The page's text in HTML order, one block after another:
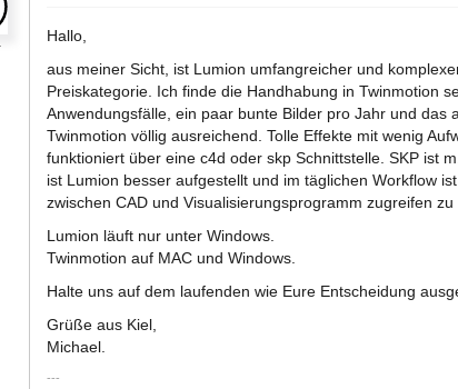
Hallo,
aus meiner Sicht, ist Lumion umfangreicher und
Preiskategorie. Ich finde die Handhabung in Twinmotion
Anwendungsfälle, ein paar bunte Bilder pro Jahr und das
Twinmotion völlig ausreichend. Tolle Effekte mit wenig
funktioniert über eine c4d oder skp Schnittstelle. SKP ist
ist Lumion besser aufgestellt und im täglichen Workflow
zwischen CAD und Visualisierungsprogramm zugreifen zu
Lumion läuft nur unter Windows.
Twinmotion auf MAC und Windows.
Halte uns auf dem laufenden wie Eure Entscheidung
Grüße aus Kiel,
Michael.